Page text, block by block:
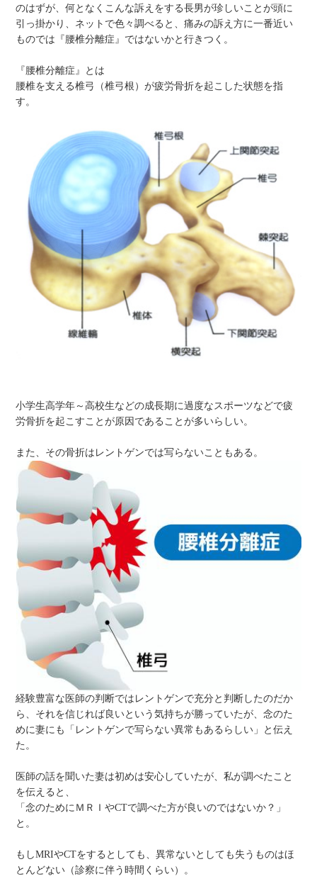
のはずが、何となくこんな訴えをする長男が珍しいことが頭に
引っ掛かり、ネットで色々調べると、痛みの訴え方に一番近い
ものでは『腰椎分離症』ではないかと行きつく。
『腰椎分離症』とは
腰椎を支える椎弓（椎弓根）が疲労骨折を起こした状態を指
す。
小学生高学年～高校生などの成長期に過度なスポーツなどで疲
労骨折を起こすことが原因であることが多いらしい。
また、その骨折はレントゲンでは写らないこともある。
経験豊富な医師の判断ではレントゲンで充分と判断したのだか
ら、それを信じれば良いという気持ちが勝っていたが、念のた
めに妻にも「レントゲンで写らない異常もあるらしい」と伝え
た。
医師の話を聞いた妻は初めは安心していたが、私が調べたこと
を伝えると、
「念のためにＭＲＩやCTで調べた方が良いのではないか？」
と。
もしMRIやCTをするとしても、異常ないとしても失うものはほ
とんどない（診察に伴う時間くらい）。